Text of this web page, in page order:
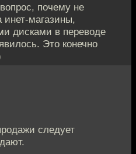
почему не
магазины,
дисками в переводе
Это конечно
следует